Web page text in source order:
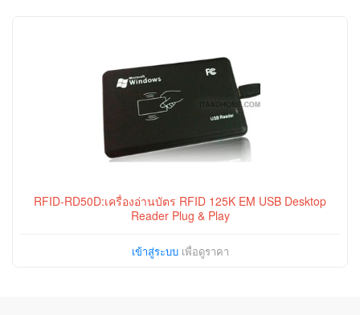
RFID-RD50D:เครื่องอ่านบัตร RFID 125K EM USB Desktop
Reader Plug & Play
เข้าสู่ระบบเพื่อดูราคา